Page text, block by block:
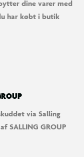
dine varer med
har købt i butik
via Salling
SALLING GROUP